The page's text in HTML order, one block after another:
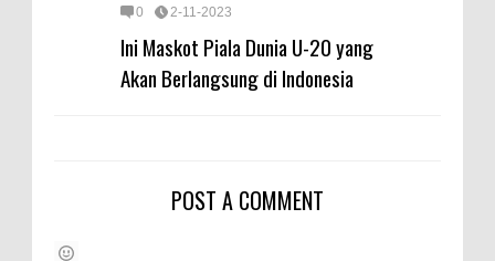
0 2-11-2023
Ini Maskot Piala Dunia U-20 yang
Akan Berlangsung di Indonesia
POST A COMMENT